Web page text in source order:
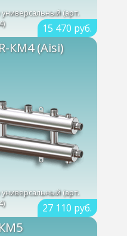
15 470 руб.
(арт.
27 110 руб.
КМ4 (Aisi)
(арт.